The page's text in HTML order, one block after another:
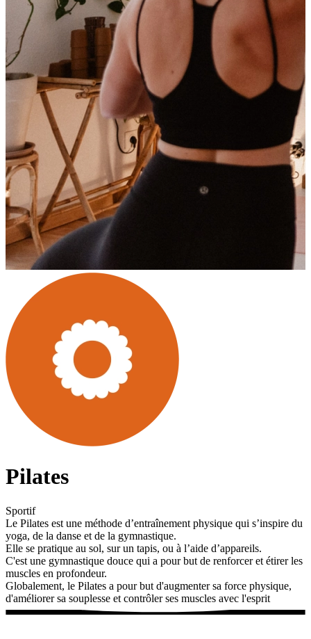
Pilates
Sportif
Le Pilates est une méthode d’entraînement physique qui s’inspire du
yoga, de la danse et de la gymnastique.
Elle se pratique au sol, sur un tapis, ou à l’aide d’appareils.
C'est une gymnastique douce qui a pour but de renforcer et étirer les
muscles en profondeur.
Globalement, le Pilates a pour but d'augmenter sa force physique,
d'améliorer sa souplesse et contrôler ses muscles avec l'esprit